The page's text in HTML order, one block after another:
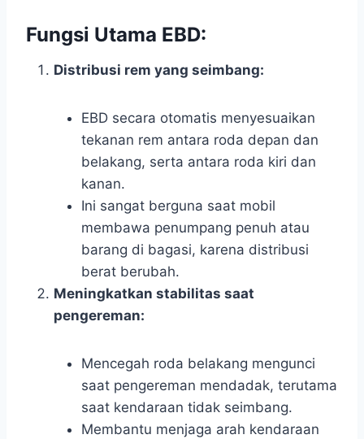
Fungsi Utama EBD:
Distribusi rem yang seimbang:
EBD secara otomatis menyesuaikan
tekanan rem antara roda depan dan
belakang, serta antara roda kiri dan
kanan.
Ini sangat berguna saat mobil
membawa penumpang penuh atau
barang di bagasi, karena distribusi
berat berubah.
Meningkatkan stabilitas saat
pengereman:
Mencegah roda belakang mengunci
saat pengereman mendadak, terutama
saat kendaraan tidak seimbang.
Membantu menjaga arah kendaraan